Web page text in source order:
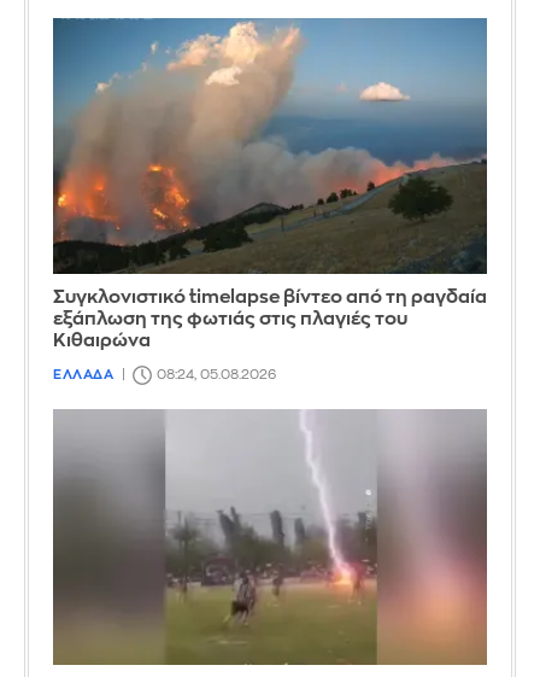
Συγκλονιστικό timelapse βίντεο από τη ραγδαία
εξάπλωση της φωτιάς στις πλαγιές του
Κιθαιρώνα
ΕΛΛΑΔΑ 08:24, 05.08.2026